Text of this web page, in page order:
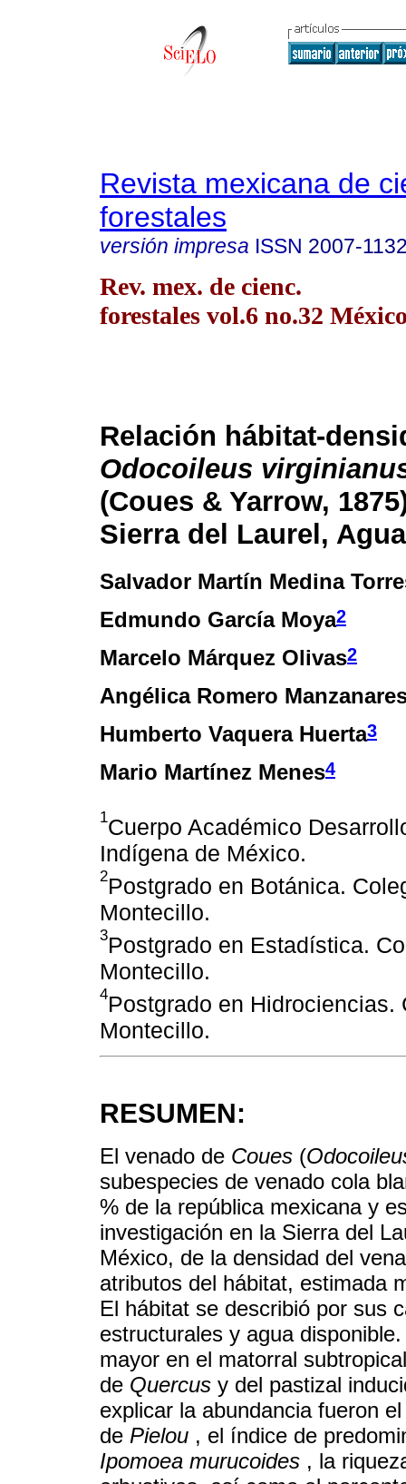
Revista mexicana de
forestales
versión impresa ISSN 2007-
Rev. mex. de cienc.
forestales vol.6 no.32
Relación hábitat-
Odocoileus
(Coues & Yarrow,
Sierra del Laurel,
Salvador Martín Medina
Edmundo García Moya2
Marcelo Márquez Olivas2
Angélica Romero
Humberto Vaquera Huerta3
Mario Martínez Menes4
1Cuerpo Académico
Indígena de México.
2Postgrado en Botánica.
Montecillo.
3Postgrado en Estadística.
Montecillo.
4Postgrado en
Montecillo.
RESUMEN:
El venado de Coues (
subespecies de venado cola
% de la república mexicana y
investigación en la Sierra del
México, de la densidad del
atributos del hábitat, estimada
El hábitat se describió por sus
estructurales y agua
mayor en el matorral
de Quercus y del pastizal
explicar la abundancia fueron
de Pielou , el índice de
Ipomoea murucoides , la